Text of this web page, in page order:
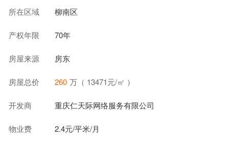
所在区域 柳南区
产权年限 70年
房屋来源 房东
房屋总价 260 万（ 13471元/㎡ ）
开发商 重庆仁天际网络服务有限公司
物业费 2.4元/平米/月